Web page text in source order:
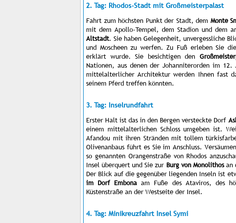
2. Tag: Rhodos-Stadt mit Großmeisterpalast
Fahrt zum höchsten Punkt der Stadt, dem Monte
mit dem Apollo-Tempel, dem Stadion und dem
Altstadt. Sie haben Gelegenheit, unvergessliche
und Moscheen zu werfen. Zu Fuß erleben Sie
erklärt wurde. Sie besichtigen den
Nationen, aus denen der Johanniterorden im
mittelalterlicher Architektur werden Ihnen fast
seinem Pferd treffen könnten.
3. Tag: Inselrundfahrt
Erster Halt ist das in den Bergen versteckte Dorf
einem mittelalterlichen Schloss umgeben ist.
Afandou mit ihren Stränden mit tollem
Olivenanbaus führt es Sie im Anschluss.
so genannten Orangenstraße von Rhodos
Insel überquert und Sie zur Burg von Monolithosan
Der Blick auf die gegenüber liegenden Inseln ist
im Dorf Embona am Fuße des Ataviros, des
Küstenstraße an der Westseite der Insel.
4. Tag: Minikreuzfahrt Insel Symi